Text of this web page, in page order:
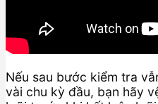
Nếu sau bước kiểm tra
vài chu kỳ đầu, bạn hãy